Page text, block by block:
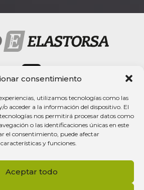
consentimiento
utilizamos tecnologías como las
o acceder a la información del dispositivo. El
nos permitirá procesar datos como
o las identificaciones únicas en este
el consentimiento, puede afectar
y funciones.
Aceptar todo
Hinweis
Cookie-Richtlinie
NO FINANCIERA